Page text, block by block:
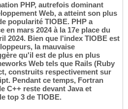
PHP, autrefois dominant
Web, a atteint son plus
popularité TIOBE. PHP a
en mars 2024 à la 17e place du
2024. Bien que l'index TIOBE est
la mauvaise
qu'il est de plus en plus
Web tels que Rails (Ruby
construits respectivement sur
Pendant ce temps, Fortran
C++ reste devant Java et
top 3 de TIOBE.